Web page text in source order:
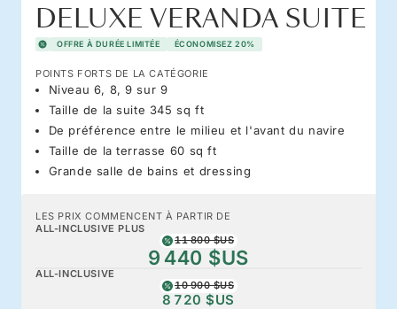
DELUXE VERANDA SUITE
OFFRE À DURÉE LIMITÉE ÉCONOMISEZ 20%
POINTS FORTS DE LA CATÉGORIE
Niveau 6, 8, 9 sur 9
Taille de la suite 345 sq ft
De préférence entre le milieu et l'avant du navire
Taille de la terrasse 60 sq ft
Grande salle de bains et dressing
LES PRIX COMMENCENT À PARTIR DE
ALL-INCLUSIVE PLUS
11 800 $US
9 440 $US
ALL-INCLUSIVE
10 900 $US
8 720 $US